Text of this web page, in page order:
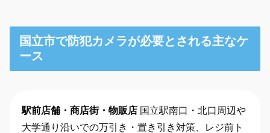
国立市で防犯カメラが必要とされる主なケ
ース
駅前店舗・商店街・物販店 国立駅南口・北口周辺や
大学通り沿いでの万引き・置き引き対策、レジ前ト